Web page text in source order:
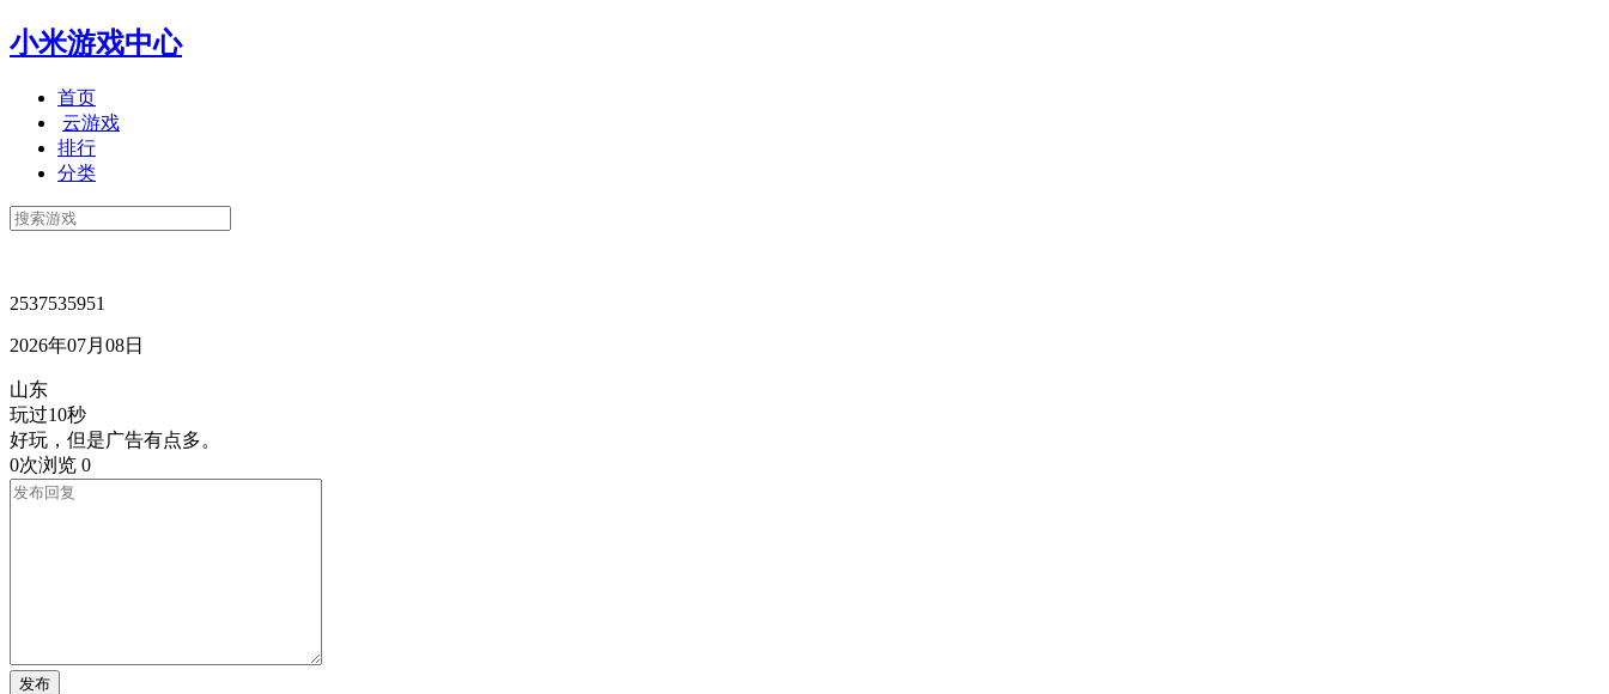
小米游戏中心
首页
云游戏
排行
分类
2537535951
2026年07月08日
山东
玩过10秒
好玩，但是广告有点多。
0次浏览 0
发布